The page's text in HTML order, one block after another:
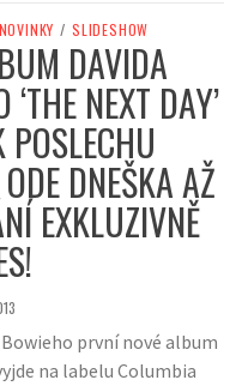
NOVINKY / SLIDESHOW
DAVIDA
‘THE NEXT DAY’
POSLECHU
DNEŠKA AŽ
EXKLUZIVNĚ
první nové album
na labelu Columbia